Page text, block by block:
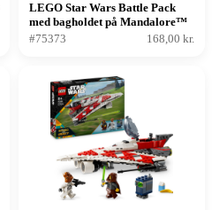
LEGO Star Wars Battle Pack
med bagholdet på Mandalore™
#75373
168,00 kr.